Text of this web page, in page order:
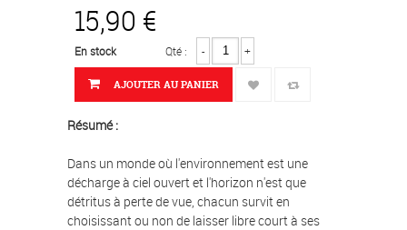
15,90 €
En stock Qté : - +
AJOUTER AU PANIER
Résumé :
Dans un monde où l'environnement est une
décharge à ciel ouvert et l'horizon n'est que
détritus à perte de vue, chacun survit en
choisissant ou non de laisser libre court à ses